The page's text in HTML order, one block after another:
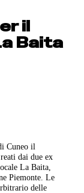
il
Baita
Cuneo il
dai due ex
La Baita,
Piemonte. Le
delle